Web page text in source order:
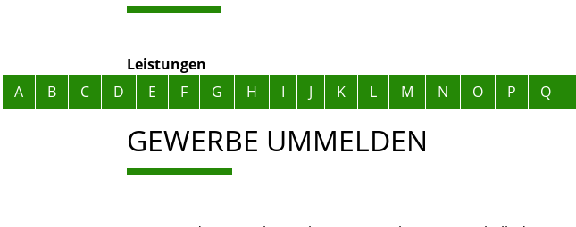
Leistungen
Alphabetisches Register überspringen
A B C D E F G H I J K L M N O P Q
GEWERBE UMMELDEN